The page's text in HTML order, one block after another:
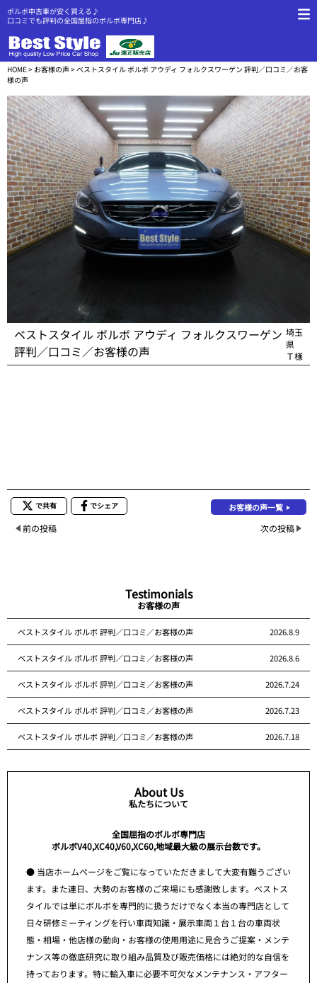
ボルボ中古車が安く買える♪
口コミでも評判の全国屈指のボルボ専門店♪
HOME> お客様の声> ベストスタイル ボルボ アウディ フォルクスワーゲン 評判／口コミ／お客
様の声
ベストスタイル ボルボ アウディ フォルクスワーゲン
評判／口コミ／お客様の声
埼玉
県
Ｔ様
で共有 でシェア お客様の声一覧
前の投稿 次の投稿
Testimonials
お客様の声
ベストスタイル ボルボ 評判／口コミ／お客様の声 2026.8.9
ベストスタイル ボルボ 評判／口コミ／お客様の声 2026.8.6
ベストスタイル ボルボ 評判／口コミ／お客様の声 2026.7.24
ベストスタイル ボルボ 評判／口コミ／お客様の声 2026.7.23
ベストスタイル ボルボ 評判／口コミ／お客様の声 2026.7.18
About Us
私たちについて
全国屈指のボルボ専門店
ボルボV40,XC40,V60,XC60,地域最大級の展示台数です。
● 当店ホームページをご覧になっていただきまして大変有難うござい
ます。また連日、大勢のお客様のご来場にも感謝致します。ベストス
タイルでは単にボルボを専門的に扱うだけでなく本当の専門店として
日々研修ミーティングを行い車両知識・展示車両１台１台の車両状
態・相場・他店様の動向・お客様の使用用途に見合うご提案・メンテ
ナンス等の徹底研究に取り組み品質及び販売価格には絶対的な自信を
持っております。特に輸入車に必要不可欠なメンテナンス・アフター